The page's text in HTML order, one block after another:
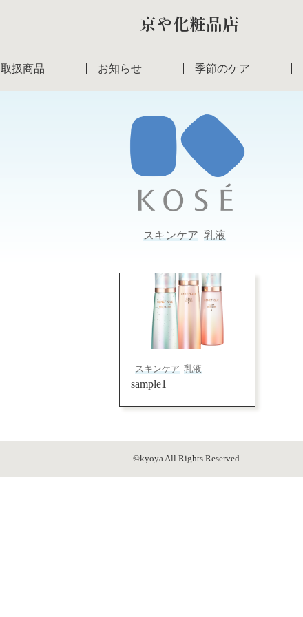
京や化粧品店
取扱商品 お知らせ 季節のケア
スキンケア 乳液
スキンケア 乳液
sample1
©kyoya All Rights Reserved.